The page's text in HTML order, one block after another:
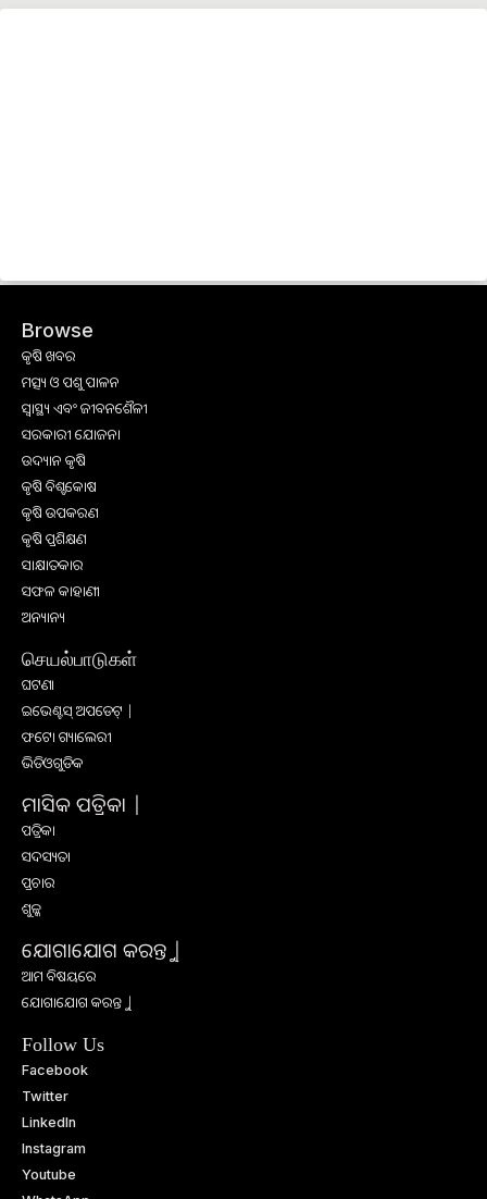
Browse
କୃଷି ଖବର
ମତ୍ସ୍ୟ ଓ ପଶୁ ପାଳନ
ସ୍ୱାସ୍ଥ୍ୟ ଏବଂ ଜୀବନଶୈଳୀ
ସରକାରୀ ଯୋଜନା
ଉଦ୍ୟାନ କୃଷି
କୃଷି ବିଶ୍ବକୋଷ
କୃଷି ଉପକରଣ
କୃଷି ପ୍ରଶିକ୍ଷଣ
ସାକ୍ଷାତକାର
ସଫଳ କାହାଣୀ
ଅନ୍ୟାନ୍ୟ
செயல்பாடுகள்
ଘଟଣା
ଇଭେଣ୍ଟସ୍ ଅପଡେଟ୍ |
ଫଟୋ ଗ୍ୟାଲେରୀ
ଭିଡିଓଗୁଡିକ
ମାସିକ ପତ୍ରିକା |
ପତ୍ରିକା
ସଦସ୍ୟତା
ପ୍ରଚାର
ଶୁଳ୍କ
ଯୋଗାଯୋଗ କରନ୍ତୁ |
ଆମ ବିଷୟରେ
ଯୋଗାଯୋଗ କରନ୍ତୁ |
Follow Us
Facebook
Twitter
LinkedIn
Instagram
Youtube